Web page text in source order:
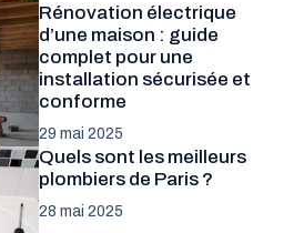
Rénovation électrique
d’une maison : guide
complet pour une
installation sécurisée et
conforme
29 mai 2025
Quels sont les meilleurs
plombiers de Paris ?
28 mai 2025